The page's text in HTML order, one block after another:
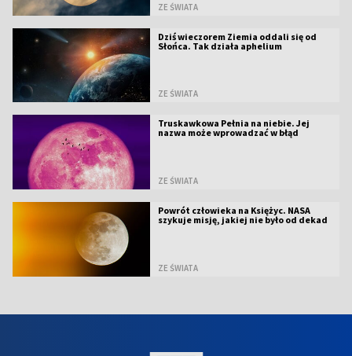
ZE ŚWIATA
Dziś wieczorem Ziemia oddali się od
Słońca. Tak działa aphelium
ZE ŚWIATA
Truskawkowa Pełnia na niebie. Jej
nazwa może wprowadzać w błąd
ZE ŚWIATA
Powrót człowieka na Księżyc. NASA
szykuje misję, jakiej nie było od dekad
ZE ŚWIATA